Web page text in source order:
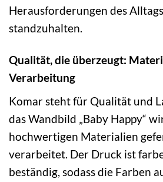
Herausforderungen des
standzuhalten.
Qualität, die überzeugt:
Verarbeitung
Komar steht für Qualität und
das Wandbild „Baby Happy“
hochwertigen Materialien
verarbeitet. Der Druck ist
beständig, sodass die Farben